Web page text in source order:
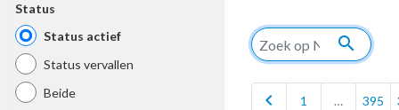
Status
Status actief
Status vervallen
Beide
search
chevron_left 1 … 395